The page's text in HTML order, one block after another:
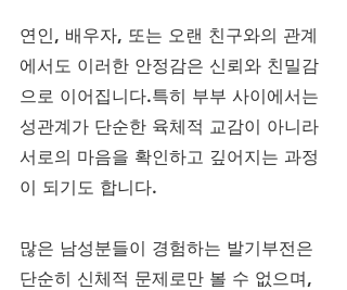
연인, 배우자, 또는 오랜 친구와의 관계
에서도 이러한 안정감은 신뢰와 친밀감
으로 이어집니다.특히 부부 사이에서는
성관계가 단순한 육체적 교감이 아니라
서로의 마음을 확인하고 깊어지는 과정
이 되기도 합니다.
많은 남성분들이 경험하는 발기부전은
단순히 신체적 문제로만 볼 수 없으며,